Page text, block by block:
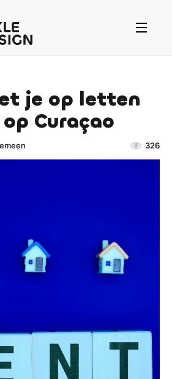
je op letten
Curaçao
326